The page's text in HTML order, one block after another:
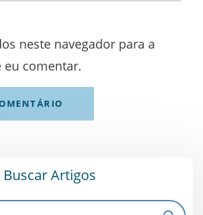
neste navegador para a
eu comentar.
Buscar Artigos